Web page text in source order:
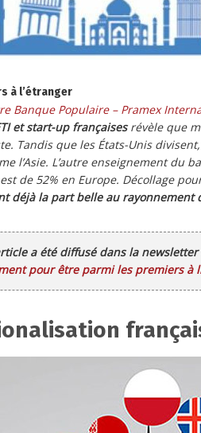
à l’étranger
Banque Populaire – Pramex
et start-up françaisesrévèle que
Tandis que les États-Unis
l’Asie. L’autre enseignement du
de 52% en Europe. Décollage
déjà la part belle au rayonnement
a été diffusé dans la
pour être parmi les premiers à